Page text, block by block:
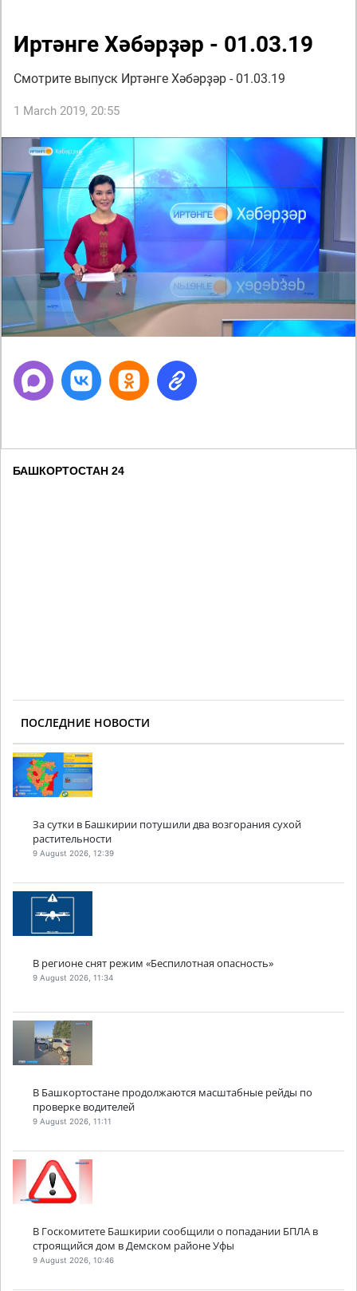
Иртәнге Хәбәрҙәр - 01.03.19
Смотрите выпуск Иртәнге Хәбәрҙәр - 01.03.19
1 March 2019, 20:55
БАШКОРТОСТАН 24
ПОСЛЕДНИЕ НОВОСТИ
За сутки в Башкирии потушили два возгорания сухой
растительности
9 August 2026, 12:39
В регионе снят режим «Беспилотная опасность»
9 August 2026, 11:34
В Башкортостане продолжаются масштабные рейды по
проверке водителей
9 August 2026, 11:11
В Госкомитете Башкирии сообщили о попадании БПЛА в
строящийся дом в Демском районе Уфы
9 August 2026, 10:46